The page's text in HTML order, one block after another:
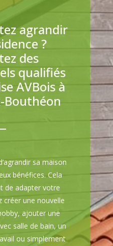
agrandir
?
des
qualifiés
AVBois à
Bouthéon
sa maison
bénéfices. Cela
de adapter votre
créer une nouvelle
ajouter une
salle de bain, un
ou simplement